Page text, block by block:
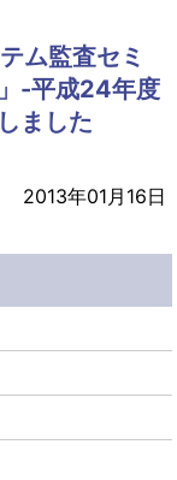
ム監査セミ
-平成24年度
ました
2013年01月16日